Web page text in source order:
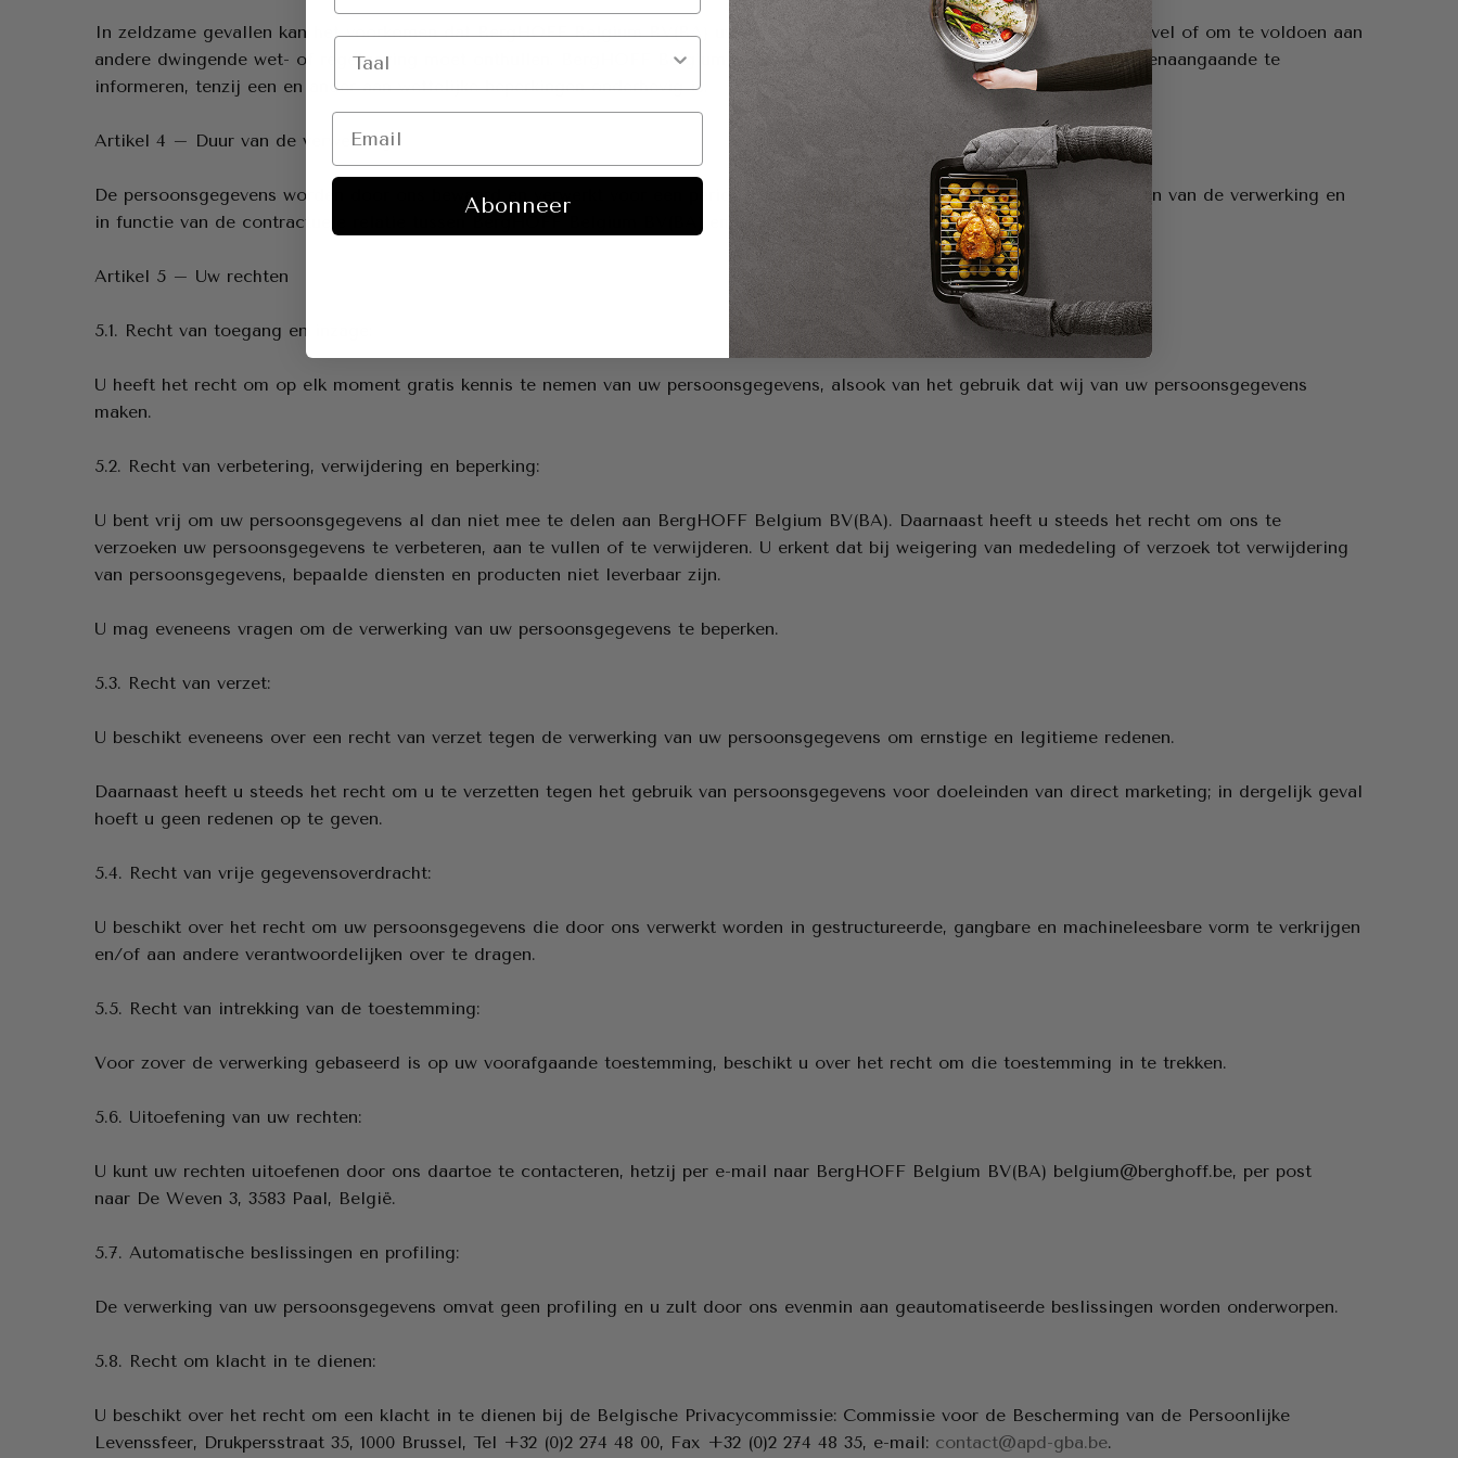
In zeldzame gevallen kan het voorkomen dat BergHOFF Belgium BV(BA) uw persoonsgegevens ingevolge een gerechtelijk bevel of om te voldoen aan
andere dwingende wet- of regelgeving moet onthullen. BergHOFF Belgium BV(BA) zal in redelijkheid pogen u van tevoren dienaangaande te
informeren, tenzij een en ander aan wettelijke beperkingen onderhevig is.
Artikel 4 – Duur van de verwerking
De persoonsgegevens worden door ons bewaard en verwerkt voor een periode die noodzakelijk is in functie van de doeleinden van de verwerking en
in functie van de contractuele relatie tussen BergHOFF Belgium BV(BA) en u.
Artikel 5 – Uw rechten
5.1. Recht van toegang en inzage:
U heeft het recht om op elk moment gratis kennis te nemen van uw persoonsgegevens, alsook van het gebruik dat wij van uw persoonsgegevens
maken.
5.2. Recht van verbetering, verwijdering en beperking:
U bent vrij om uw persoonsgegevens al dan niet mee te delen aan BergHOFF Belgium BV(BA). Daarnaast heeft u steeds het recht om ons te
verzoeken uw persoonsgegevens te verbeteren, aan te vullen of te verwijderen. U erkent dat bij weigering van mededeling of verzoek tot verwijdering
van persoonsgegevens, bepaalde diensten en producten niet leverbaar zijn.
U mag eveneens vragen om de verwerking van uw persoonsgegevens te beperken.
5.3. Recht van verzet:
U beschikt eveneens over een recht van verzet tegen de verwerking van uw persoonsgegevens om ernstige en legitieme redenen.
Daarnaast heeft u steeds het recht om u te verzetten tegen het gebruik van persoonsgegevens voor doeleinden van direct marketing; in dergelijk geval
hoeft u geen redenen op te geven.
5.4. Recht van vrije gegevensoverdracht:
U beschikt over het recht om uw persoonsgegevens die door ons verwerkt worden in gestructureerde, gangbare en machineleesbare vorm te verkrijgen
en/of aan andere verantwoordelijken over te dragen.
5.5. Recht van intrekking van de toestemming:
Voor zover de verwerking gebaseerd is op uw voorafgaande toestemming, beschikt u over het recht om die toestemming in te trekken.
5.6. Uitoefening van uw rechten:
U kunt uw rechten uitoefenen door ons daartoe te contacteren, hetzij per e-mail naar BergHOFF Belgium BV(BA) belgium@berghoff.be, per post
naar De Weven 3, 3583 Paal, België.
5.7. Automatische beslissingen en profiling:
De verwerking van uw persoonsgegevens omvat geen profiling en u zult door ons evenmin aan geautomatiseerde beslissingen worden onderworpen.
5.8. Recht om klacht in te dienen:
U beschikt over het recht om een klacht in te dienen bij de Belgische Privacycommissie: Commissie voor de Bescherming van de Persoonlijke
Levenssfeer, Drukpersstraat 35, 1000 Brussel, Tel +32 (0)2 274 48 00, Fax +32 (0)2 274 48 35, e-mail: contact@apd-gba.be.
Abonneer